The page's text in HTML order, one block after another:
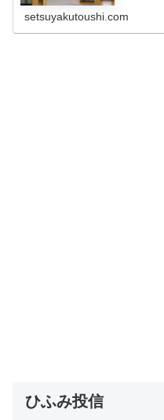
setsuyakutoushi.com
ひふみ投信